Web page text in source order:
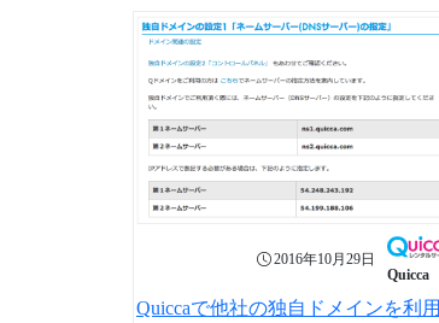
2016年10月29日
Quicca
Quiccaで他社の独自ドメインを利用